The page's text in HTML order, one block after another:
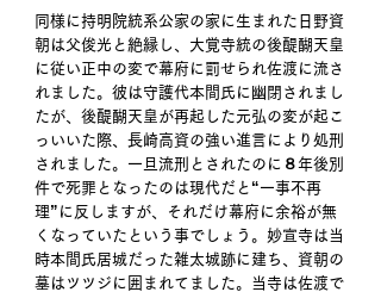
同様に持明院統系公家の家に生まれた日野資
朝は父俊光と絶縁し、大覚寺統の後醍醐天皇
に従い正中の変で幕府に罰せられ佐渡に流さ
れました。彼は守護代本間氏に幽閉されまし
たが、後醍醐天皇が再起した元弘の変が起こ
っいいた際、長崎高資の強い進言により処刑
されました。一旦流刑とされたのに８年後別
件で死罪となったのは現代だと“一事不再
理”に反しますが、それだけ幕府に余裕が無
くなっていたという事でしょう。妙宣寺は当
時本間氏居城だった雑太城跡に建ち、資朝の
墓はツツジに囲まれてました。当寺は佐渡で